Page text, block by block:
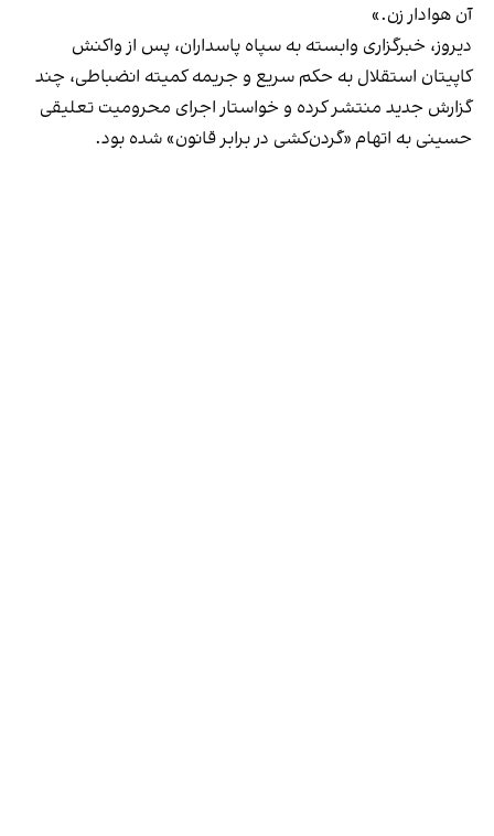
آن هوادار زن.»
دیروز، خبرگزاری وابسته به سپاه پاسداران، پس از واکنش
کاپیتان استقلال به حکم سریع و جریمه کمیته انضباطی، چند
گزارش جدید منتشر کرده و خواستار اجرای محرومیت تعلیقی
حسینی به اتهام «گردن‌کشی در برابر قانون» شده بود.